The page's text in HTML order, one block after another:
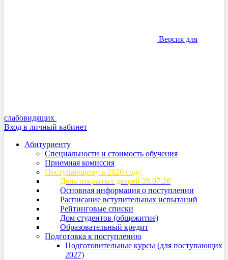
Версия для
слабовидящих
Вход в личный кабинет
Абитуриенту
Специальности и стоимость обучения
Приемная комиссия
Поступающему в 2026 году
День открытых дверей 28.07.26
Основная информация о поступлении
Расписание вступительных испытаний
Рейтинговые списки
Дом студентов (общежитие)
Образовательный кредит
Подготовка к поступлению
Подготовительные курсы (для поступающих
2027)